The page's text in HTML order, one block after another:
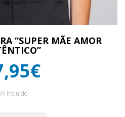
“SUPER MÃE AMOR
Incluído